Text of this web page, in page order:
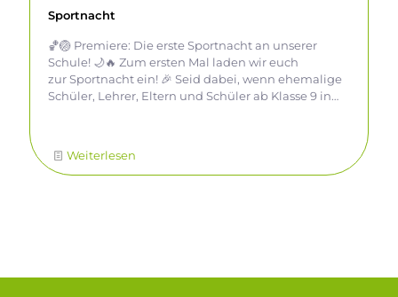
Sportnacht
🏀🏐 Premiere: Die erste Sportnacht an unserer
Schule! 🌙🔥 Zum ersten Mal laden wir euch
zur Sportnacht ein! 🎉 Seid dabei, wenn ehemalige
Schüler, Lehrer, Eltern und Schüler ab Klasse 9 in
sportlichen Ehrgeiz und eine großartige
Atmosphäre! Lasst uns gemeinsam Geschichte
Weiterlesen